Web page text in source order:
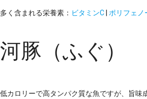
多く含まれる栄養素： ビタミンC| ポリフェノ
河豚（ふぐ）
低カロリーで高タンパク質な魚ですが、旨味